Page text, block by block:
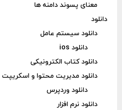
معنای پسوند دامنه ها
دانلود
دانلود سیستم عامل
دانلود ios
دانلود کتاب الکترونیکی
دانلود مدیریت محتوا و اسکریپت
دانلود وردپرس
دانلود نرم افزار